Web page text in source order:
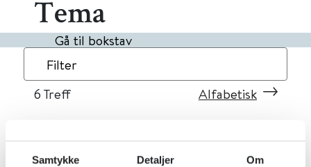
Samtykke Detaljer Om
Tema
Gå til bokstav
Filter
6 Treff Alfabetisk